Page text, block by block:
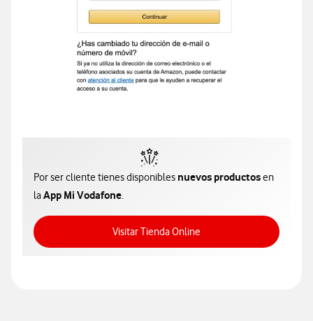
Por ser cliente tienes disponibles nuevos productosen
laApp Mi Vodafone.
Visitar Tienda OnlineAcceso a Tienda Online